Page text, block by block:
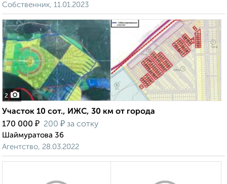
Собственник, 11.01.2023
2
Участок 10 сот., ИЖС, 30 км от города
170 000 ₽ 200 ₽ за сотку
Шаймуратова 36
Агентство, 28.03.2022